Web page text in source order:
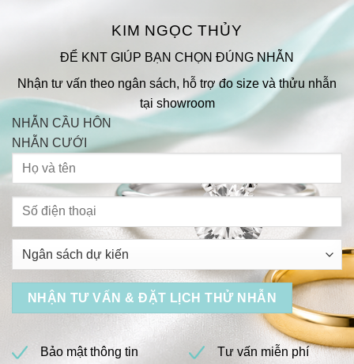
KIM NGỌC THỦY
ĐỂ KNT GIÚP BẠN CHỌN ĐÚNG NHẪN
Nhận tư vấn theo ngân sách, hỗ trợ đo size và thửu nhẫn
tại showroom
NHẪN CẦU HÔN
NHẪN CƯỚI
Bảo mật thông tin Tư vấn miễn phí